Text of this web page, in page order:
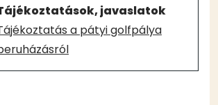
javaslatok
a pátyi golfpálya